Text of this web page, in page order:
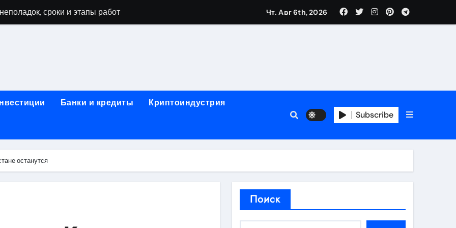
сроки и этапы работ
чистка системы охлаждения и замена компонентов
и ключевые факторы, влияющие на итоговую сумму
в ноутбуке: основные факторы и ориентиры цен
тестирования компонентов и обнаружения неисправностей
Чт. Авг 6th, 2026
Банки и кредиты Криптоиндустрия
Subscribe
останутся
Поиск